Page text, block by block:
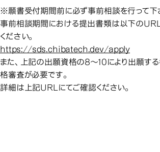
※願書受付期間前に必ず事前相談を行って下
事前相談期間における提出書類は以下の
ください。
https://sds.chibatech.dev/apply
また、上記の出願資格の8～10により出願す
格審査が必要です。
詳細は上記URLにてご確認ください。